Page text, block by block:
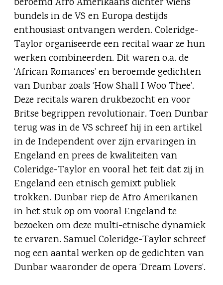
bundels in de VS en Europa destijds
enthousiast ontvangen werden. Coleridge-
Taylor organiseerde een recital waar ze hun
werken combineerden. Dit waren o.a. de
‘African Romances’ en beroemde gedichten
van Dunbar zoals ‘How Shall I Woo Thee’.
Deze recitals waren drukbezocht en voor
Britse begrippen revolutionair. Toen Dunbar
terug was in de VS schreef hij in een artikel
in de Independent over zijn ervaringen in
Engeland en prees de kwaliteiten van
Coleridge-Taylor en vooral het feit dat zij in
Engeland een etnisch gemixt publiek
trokken. Dunbar riep de Afro Amerikanen
in het stuk op om vooral Engeland te
bezoeken om deze multi-etnische dynamiek
te ervaren. Samuel Coleridge-Taylor schreef
nog een aantal werken op de gedichten van
Dunbar waaronder de opera ‘Dream Lovers’.